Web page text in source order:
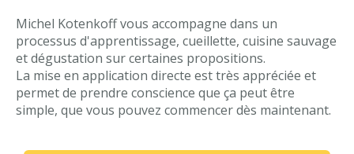
Michel Kotenkoff vous accompagne dans un
processus d'apprentissage, cueillette, cuisine sauvage
et dégustation sur certaines propositions.
La mise en application directe est très appréciée et
permet de prendre conscience que ça peut être
simple, que vous pouvez commencer dès maintenant.